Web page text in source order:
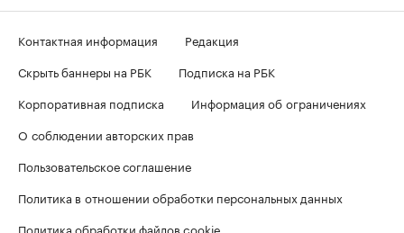
Контактная информация
Редакция
Скрыть баннеры на РБК
Подписка на РБК
Корпоративная подписка
Информация об ограничениях
О соблюдении авторских прав
Пользовательское соглашение
Политика в отношении обработки персональных данных
Политика обработки файлов cookie